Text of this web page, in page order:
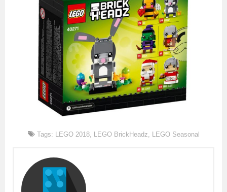
Tags: LEGO 2018, LEGO BrickHeadz, LEGO Seasonal